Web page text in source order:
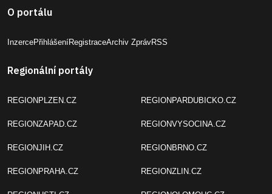
O portálu
InzercePřihlášeníRegistraceArchiv ZprávRSS
Regionální portály
REGIONPLZEN.CZ
REGIONZAPAD.CZ
REGIONJIH.CZ
REGIONPRAHA.CZ
REGIONPARDUBICKO.CZ
REGIONVYSOCINA.CZ
REGIONBRNO.CZ
REGIONZLIN.CZ